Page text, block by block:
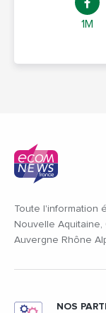
1M
Toute l'information
Nouvelle Aquitaine,
Auvergne Rhône
NOS